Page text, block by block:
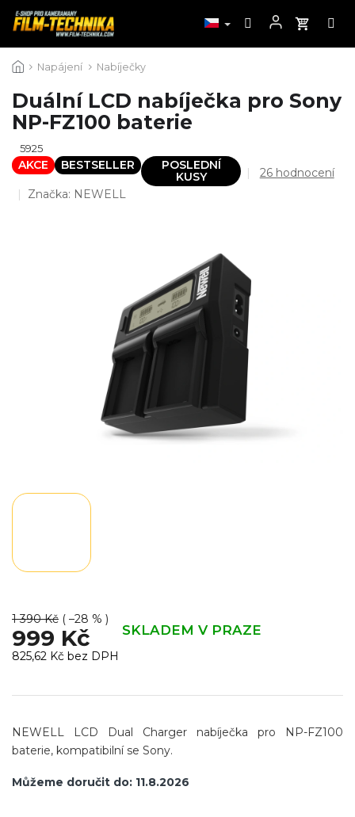
na
Napájení Nabíječky
Duální LCD nabíječka pro Sony
NP-FZ100 baterie
5925
AKCE BESTSELLER
POSLEDNÍ
KUSY
Průměrné
26 hodnocení
Značka: NEWELL
1 390 Kč ( –28 % )
999 Kč SKLADEM V PRAZE
825,62 Kč bez DPH
cena:
Můžeme doručit do: 11.8.2026
NEWELL LCD Dual Charger nabíječka pro NP-FZ100
baterie, kompatibilní se Sony.